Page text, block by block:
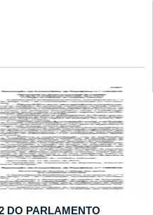
DO PARLAMENTO